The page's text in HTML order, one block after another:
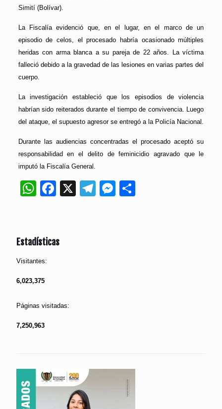
Simití (Bolívar).
La Fiscalía evidenció que, en el lugar, en el marco de un
episodio de celos, el procesado habría ocasionado múltiples
heridas con arma blanca a su pareja de 22 años. La víctima
falleció debido a la gravedad de las lesiones en varias partes del
cuerpo.
La investigación estableció que los episodios de violencia
habrían sido reiterados durante el tiempo de convivencia. Luego
del ataque, el supuesto agresor se entregó a la Policía Nacional.
Durante las audiencias concentradas el procesado aceptó su
responsabilidad en el delito de feminicidio agravado que le
imputó la Fiscalía General.
WhatsApp
Facebook
X Telegram
Messenger
Estadísticas
Visitantes:
6,023,375
Páginas visitadas:
7,250,963